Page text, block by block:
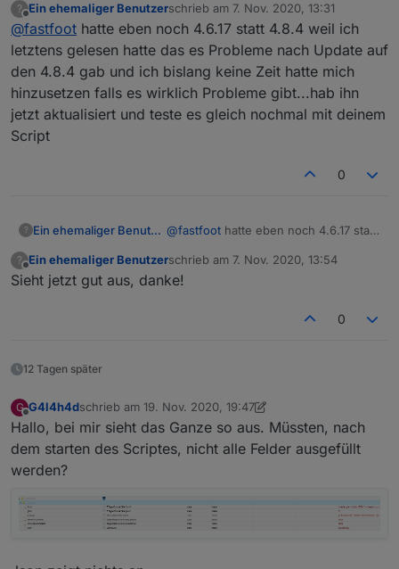
@fastfootdu meinst den js-controller? 3.1.4 ist
bei mir noch installiert, Node.js 10.16.3
Ich meinte den Adapter, das Skript setzt die aktuellen
Stable Versionen voraus.
?
Offline
Ein ehemaliger Benutzerschrieb am 7. Nov. 2020, 13:31
zuletzt editiert von
@fastfoot hatte eben noch 4.6.17 statt 4.8.4 weil ich
letztens gelesen hatte das es Probleme nach Update auf
den 4.8.4 gab und ich bislang keine Zeit hatte mich
hinzusetzen falls es wirklich Probleme gibt...hab ihn
jetzt aktualisiert und teste es gleich nochmal mit deinem
Script
0
? Ein ehemaliger Benutzer @fastfoot hatte eben noch 4.6.17 statt
das es Probleme nach Update auf den
4.8.4 gab und ich bislang keine Zeit
wirklich Probleme gibt...hab ihn jetzt
?
Offline
Ein ehemaliger Benutzerschrieb am 7. Nov. 2020, 13:54
zuletzt editiert von
Sieht jetzt gut aus, danke!
0
12 Tagen später
G
Offline
G4l4h4dschrieb am 19. Nov. 2020, 19:47
zuletzt editiert von G4l4h4d
Hallo, bei mir sieht das Ganze so aus. Müssten, nach
dem starten des Scriptes, nicht alle Felder ausgefüllt
werden?